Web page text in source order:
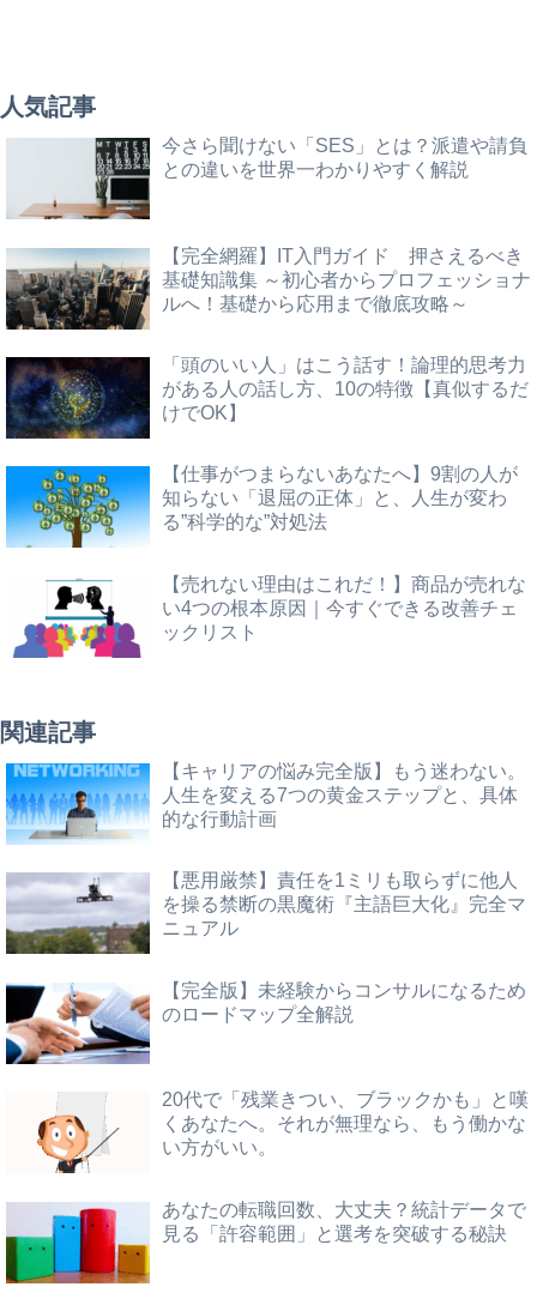
人気記事
今さら聞けない「SES」とは？派遣や請負
との違いを世界一わかりやすく解説
【完全網羅】IT入門ガイド 押さえるべき
基礎知識集 ～初心者からプロフェッショナ
ルへ！基礎から応用まで徹底攻略～
「頭のいい人」はこう話す！論理的思考力
がある人の話し方、10の特徴【真似するだ
けでOK】
【仕事がつまらないあなたへ】9割の人が
知らない「退屈の正体」と、人生が変わ
る”科学的な”対処法
【売れない理由はこれだ！】商品が売れな
い4つの根本原因｜今すぐできる改善チェ
ックリスト
関連記事
【キャリアの悩み完全版】もう迷わない。
人生を変える7つの黄金ステップと、具体
的な行動計画
【悪用厳禁】責任を1ミリも取らずに他人
を操る禁断の黒魔術『主語巨大化』完全マ
ニュアル
【完全版】未経験からコンサルになるため
のロードマップ全解説
20代で「残業きつい、ブラックかも」と嘆
くあなたへ。それが無理なら、もう働かな
い方がいい。
あなたの転職回数、大丈夫？統計データで
見る「許容範囲」と選考を突破する秘訣